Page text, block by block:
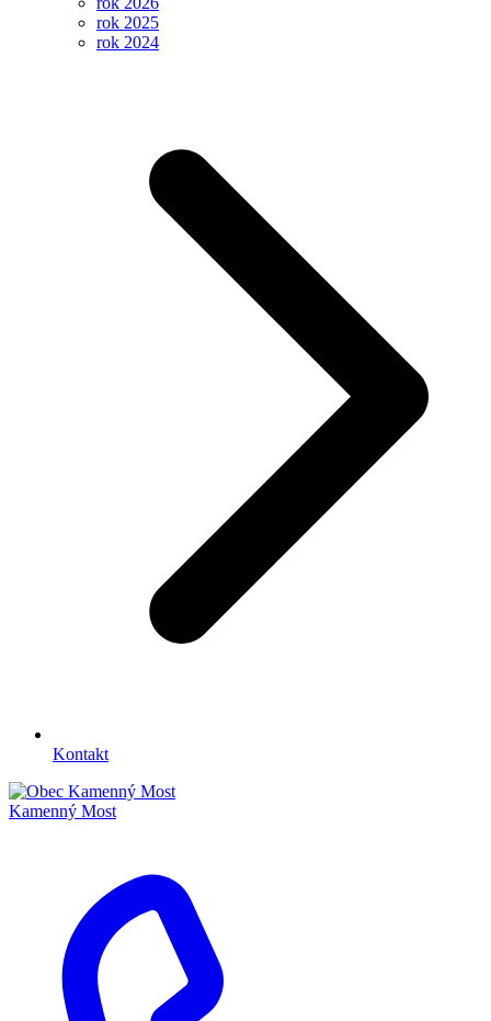
rok 2025
rok 2024
Kontakt
Kamenný Most